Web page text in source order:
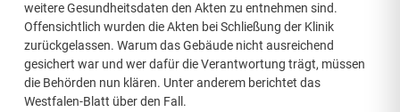
weitere Gesundheitsdaten den Akten zu entnehmen sind.
Offensichtlich wurden die Akten bei Schließung der Klinik
zurückgelassen. Warum das Gebäude nicht ausreichend
gesichert war und wer dafür die Verantwortung trägt, müssen
die Behörden nun klären. Unter anderem berichtet das
Westfalen-Blatt über den Fall.